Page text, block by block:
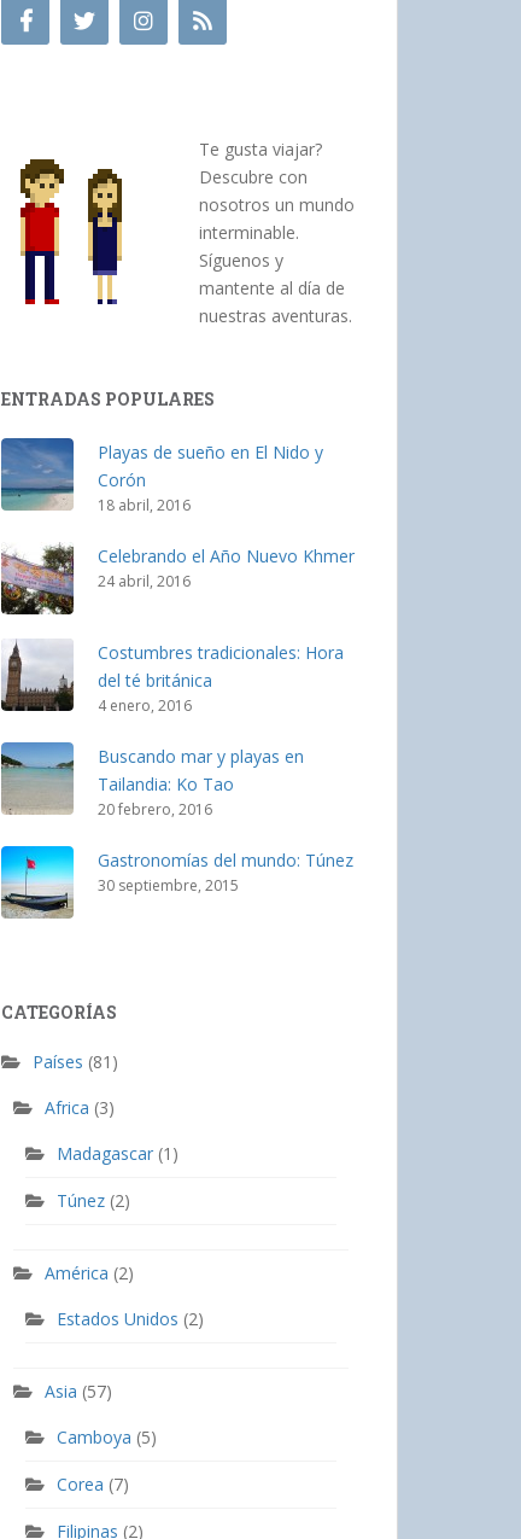
Te gusta viajar?
Descubre con
nosotros un mundo
interminable.
Síguenos y
mantente al día de
nuestras aventuras.
ENTRADAS POPULARES
Playas de sueño en El Nido y
Corón
18 abril, 2016
Celebrando el Año Nuevo Khmer
24 abril, 2016
Costumbres tradicionales: Hora
del té británica
4 enero, 2016
Buscando mar y playas en
Tailandia: Ko Tao
20 febrero, 2016
Gastronomías del mundo: Túnez
30 septiembre, 2015
CATEGORÍAS
Países (81)
Africa (3)
Madagascar (1)
Túnez (2)
América (2)
Estados Unidos (2)
Asia (57)
Camboya (5)
Corea (7)
Filipinas (2)